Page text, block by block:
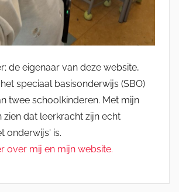
de eigenaar van deze website,
speciaal basisonderwijs (SBO)
twee schoolkinderen. Met mijn
zien dat leerkracht zijn echt
onderwijs' is.
over mij en mijn website.